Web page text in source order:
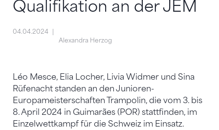
Qualifikation an der JEM
04.04.2024
Alexandra Herzog
Léo Mesce, Elia Locher, Livia Widmer und Sina
Rüfenacht standen an den Junioren-
Europameisterschaften Trampolin, die vom 3. bis
8. April 2024 in Guimarães (POR) stattfinden, im
Einzelwettkampf für die Schweiz im Einsatz.